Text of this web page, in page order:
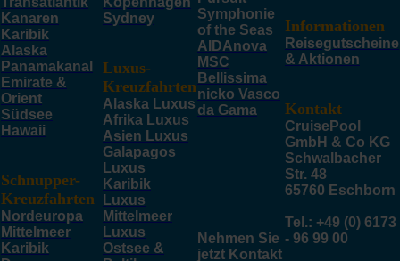
Kanaren
Karibik
Alaska
Panamakanal
Emirate &
Orient
Südsee
Hawaii
Schnupper-
Kreuzfahrten
Nordeuropa
Mittelmeer
Karibik
Sydney
Luxus-
Kreuzfahrten
Alaska Luxus
Afrika Luxus
Asien Luxus
Galapagos
Luxus
Karibik
Luxus
Mittelmeer
Luxus
Ostsee &
Symphonie
of the Seas
AIDAnova
MSC
Bellissima
nicko Vasco
da Gama
Nehmen Sie
jetzt Kontakt
Informationen
Reisegutscheine
& Aktionen
Kontakt
CruisePool
GmbH & Co KG
Schwalbacher
Str. 48
65760 Eschborn
Tel.: +49 (0) 6173
- 96 99 00